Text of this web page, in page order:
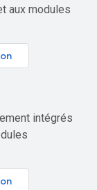
aux modules
intégrés